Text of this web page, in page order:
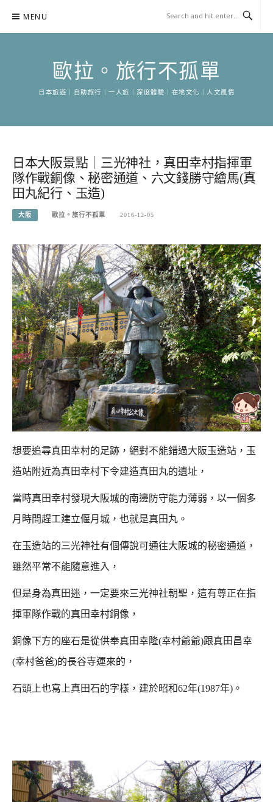
content
MENU
歐拉。旅行不孤單
日本旅遊｜自助旅行｜一人旅｜深度體驗｜在地文化｜人文風情
日本大阪景點｜三光神社，真田幸村指揮軍
隊作戰銅像、秘密通道、六文錢勝守繪馬(真
田丸紀行、玉造)
大阪 歐拉。旅行不孤單 2016-12-05
想要追尋真田幸村的足跡，絕對不能錯過大阪玉造站，玉
造站附近為真田幸村下令建造真田丸的遺址，
當時真田幸村發現大阪城的南邊防守能力薄弱，以一個多
月時間趕工建立偃月城，也就是真田丸。
在玉造站的三光神社有個傳說可通往大阪城的秘密通道，
雖然平常不能隨意進入，
但是身為真田迷，一定要來三光神社朝聖，這有尊正在指
揮軍隊作戰的真田幸村銅像，
銅像下方的座石是從供奉真田幸隆(幸村爺爺)跟真田昌幸
(幸村爸爸)的長谷寺運來的，
石頭上也寫上真田石的字樣，建於昭和62年(1987年)。